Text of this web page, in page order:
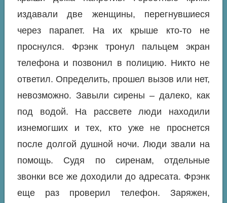
издавали две женщины, перегнувшиеся
через парапет. На их крыше кто-то не
проснулся. Фрэнк тронул пальцем экран
телефона и позвонил в полицию. Никто не
ответил. Определить, прошел вызов или нет,
невозможно. Завыли сирены – далеко, как
под водой. На рассвете люди находили
изнемогших и тех, кто уже не проснется
после долгой душной ночи. Люди звали на
помощь. Судя по сиренам, отдельные
звонки все же доходили до адресата. Фрэнк
еще раз проверил телефон. Заряжен,